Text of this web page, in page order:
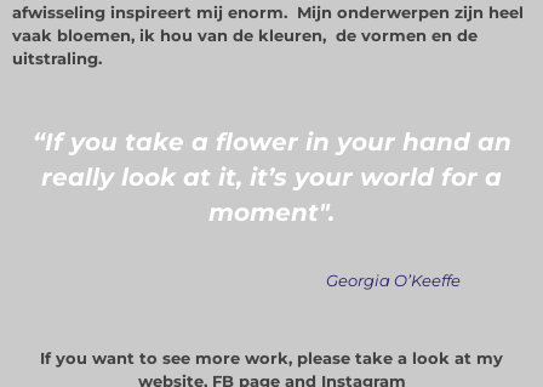
afwisseling inspireert mij enorm. Mijn onderwerpen zijn heel
vaak bloemen, ik hou van de kleuren, de vormen en de
uitstraling.
“If you take a flower in your hand an
really look at it, it’s your world for a
moment".
Georgia O’Keeffe
If you want to see more work, please take a look at my
website, FB page and Instagram